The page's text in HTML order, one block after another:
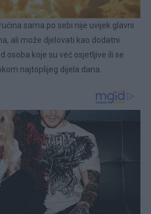
sama po sebi nije uvijek glavni
ali može djelovati kao dodatni
osoba koje su već osjetljive ili se
najtoplijeg dijela dana.